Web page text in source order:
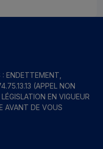
ENDETTEMENT,
(APPEL NON
EN VIGUEUR
AVANT DE VOUS